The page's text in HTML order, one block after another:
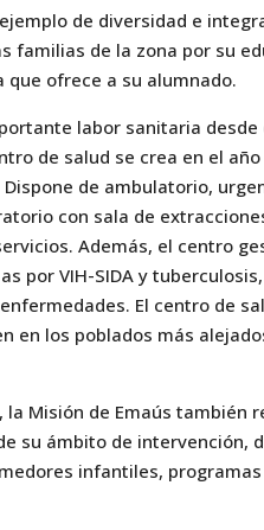
de diversidad e
familias de la zona por su
que ofrece a su alumnado.
labor sanitaria desde
de salud se crea en el
de ambulatorio,
con sala de
Además, el centro
por VIH-SIDA y
El centro de
en los poblados más
Misión de Emaús también
su ámbito de intervención,
infantiles,